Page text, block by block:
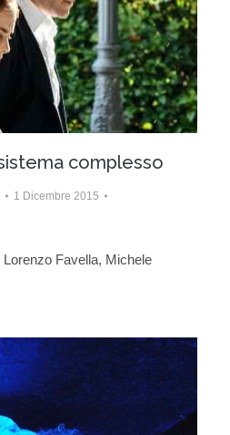
complesso
1 Dicembre 2015
Favella, Michele